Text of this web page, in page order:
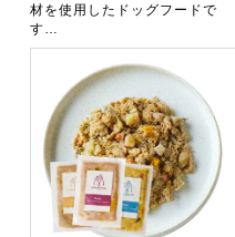
材を使用したドッグフードで
す…